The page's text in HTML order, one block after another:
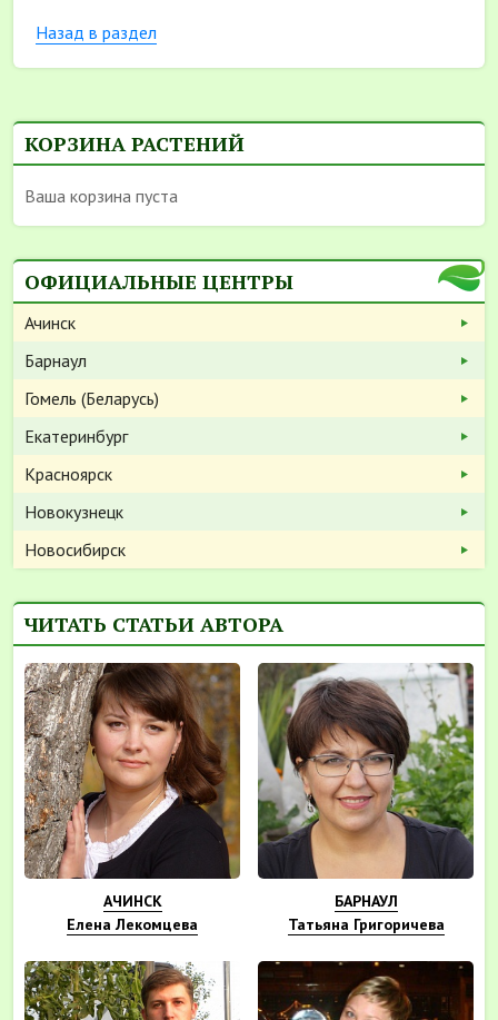
Назад в раздел
КОРЗИНА РАСТЕНИЙ
Ваша корзина пуста
ОФИЦИАЛЬНЫЕ ЦЕНТРЫ
Ачинск
Барнаул
Гомель (Беларусь)
Екатеринбург
Красноярск
Новокузнецк
Новосибирск
ЧИТАТЬ СТАТЬИ АВТОРА
АЧИНСК
Елена Лекомцева
БАРНАУЛ
Татьяна Григоричева